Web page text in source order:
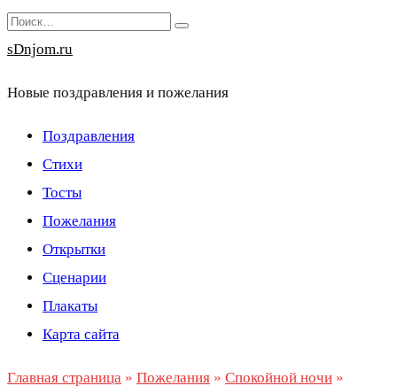
Перейти
к
Search
for:
sDnjom.ru
Новые поздравления и пожелания
Поздравления
Стихи
Тосты
Пожелания
Открытки
Сценарии
Плакаты
Карта сайта
Главная страница » Пожелания » Спокойной ночи »